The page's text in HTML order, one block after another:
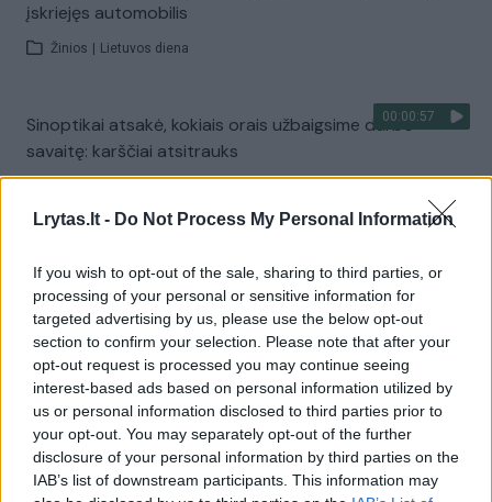
Lrytas.lt - Do Not Process My Personal Information
If you wish to opt-out of the sale, sharing to third parties, or
processing of your personal or sensitive information for
targeted advertising by us, please use the below opt-out
section to confirm your selection. Please note that after your
opt-out request is processed you may continue seeing
interest-based ads based on personal information utilized by
us or personal information disclosed to third parties prior to
your opt-out. You may separately opt-out of the further
disclosure of your personal information by third parties on the
IAB’s list of downstream participants. This information may
įskriejęs automobilis
Žinios Lietuvos diena
00:00:57
Sinoptikai atsakė, kokiais orais užbaigsime darbo
savaitę: karščiai atsitrauks
Žiūrimiausi įrašai
00:00:30
Vaizdai iš tragiškos avarijos Vilniaus r.: dviejų moterų ir
vaiko gyvybių išgelbėti nepavyko